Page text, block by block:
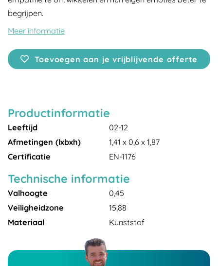
begrijpen.
Meer informatie
Toevoegen aan je vrijblijvende offerte
Productinformatie
Leeftijd
02-12
Afmetingen (lxbxh)
1,41 x 0,6 x 1,87
Certificatie
EN-1176
Technische informatie
Valhoogte
0,45
Veiligheidzone
15,88
Materiaal
Kunststof